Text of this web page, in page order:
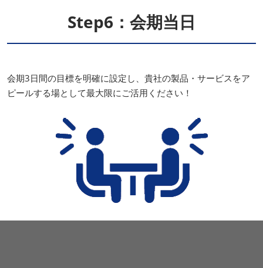
Step6：会期当日
会期3日間の目標を明確に設定し、貴社の製品・サービスをア
ピールする場として最大限にご活用ください！